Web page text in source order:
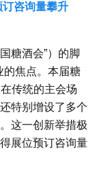
咨询量攀升
糖酒会”）的脚
的焦点。本届糖
传统的主会场
特别增设了多个
这一创新举措极
展位预订咨询量